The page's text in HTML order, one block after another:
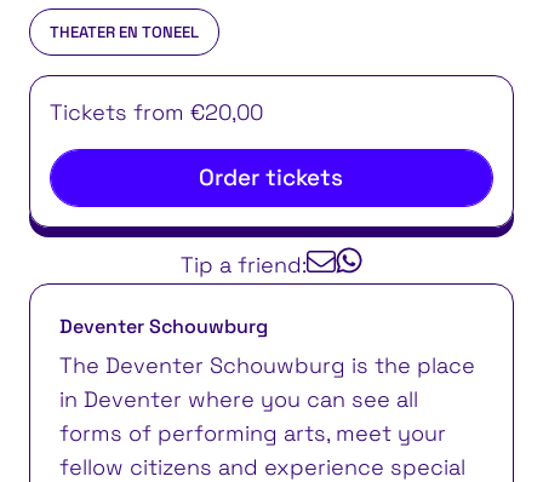
THEATER EN TONEEL
Tickets from €20,00
Order tickets
Tip a friend:
Deventer Schouwburg
The Deventer Schouwburg is the place
in Deventer where you can see all
forms of performing arts, meet your
fellow citizens and experience special